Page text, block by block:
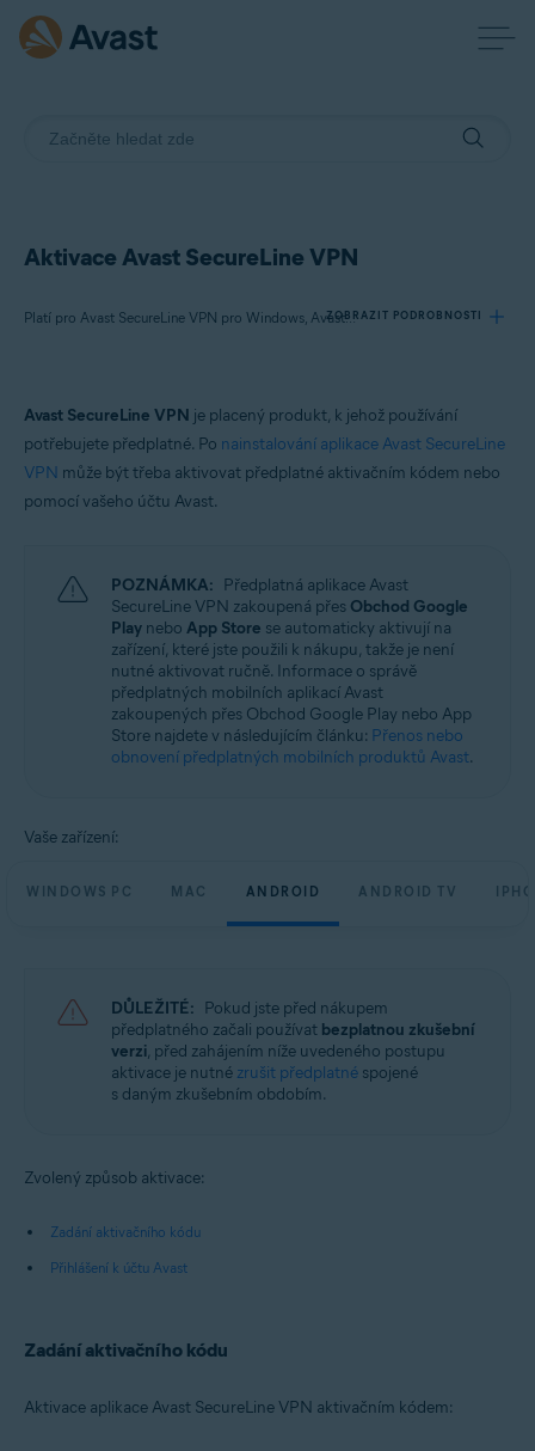
Aktivace Avast SecureLine VPN
Platí pro Avast SecureLine VPN pro Windows, Avast SecureLine VPN pro Mac, Avast SecureLine VPN pro Android, Avast SecureLine VPN pro iOS
ZOBRAZIT PODROBNOSTI
Produkty:
Avast SecureLine VPN 5.x pro Windows
Avast SecureLine VPN 4.x pro Mac
Avast SecureLine VPN 6.x pro Android
Avast SecureLine VPN 6.x pro iOS
Microsoft Windows 11 Home / Pro / Enterprise / Education
Microsoft Windows 10 Home / Pro / Enterprise / Education – 32/64bitová
Microsoft Windows 8.1 / Pro / Enterprise – 32/64bitová verze
Microsoft Windows 8 / Pro / Enterprise – 32/64bitový
Microsoft Windows 7 Home Basic / Home Premium / Professional /
Enterprise / Ultimate – Service Pack 1, 32/64bitový
Apple macOS 14.x (Sonoma)
Apple macOS 10.15.x (Catalina)
Apple macOS 10.13.x (High Sierra)
Apple iOS 14.0 a novější
Avast SecureLine VPN je placený produkt, k jehož používání
potřebujete předplatné. Po nainstalování aplikace Avast SecureLine
VPN může být třeba aktivovat předplatné aktivačním kódem nebo
pomocí vašeho účtu Avast.
POZNÁMKA: Předplatná aplikace Avast
SecureLine VPN zakoupená přes Obchod Google
Play nebo App Store se automaticky aktivují na
zařízení, které jste použili k nákupu, takže je není
nutné aktivovat ručně. Informace o správě
předplatných mobilních aplikací Avast
zakoupených přes Obchod Google Play nebo App
Store najdete v následujícím článku: Přenos nebo
obnovení předplatných mobilních produktů Avast.
Vaše zařízení:
WINDOWS PC MAC ANDROID ANDROID TV
DŮLEŽITÉ: Pokud jste před nákupem
předplatného začali používat bezplatnou zkušební
verzi, před zahájením níže uvedeného postupu
aktivace je nutné zrušit předplatné spojené
s daným zkušebním obdobím.
Zvolený způsob aktivace:
Zadání aktivačního kódu
Přihlášení k účtu Avast
Zadání aktivačního kódu
Aktivace aplikace Avast SecureLine VPN aktivačním kódem: